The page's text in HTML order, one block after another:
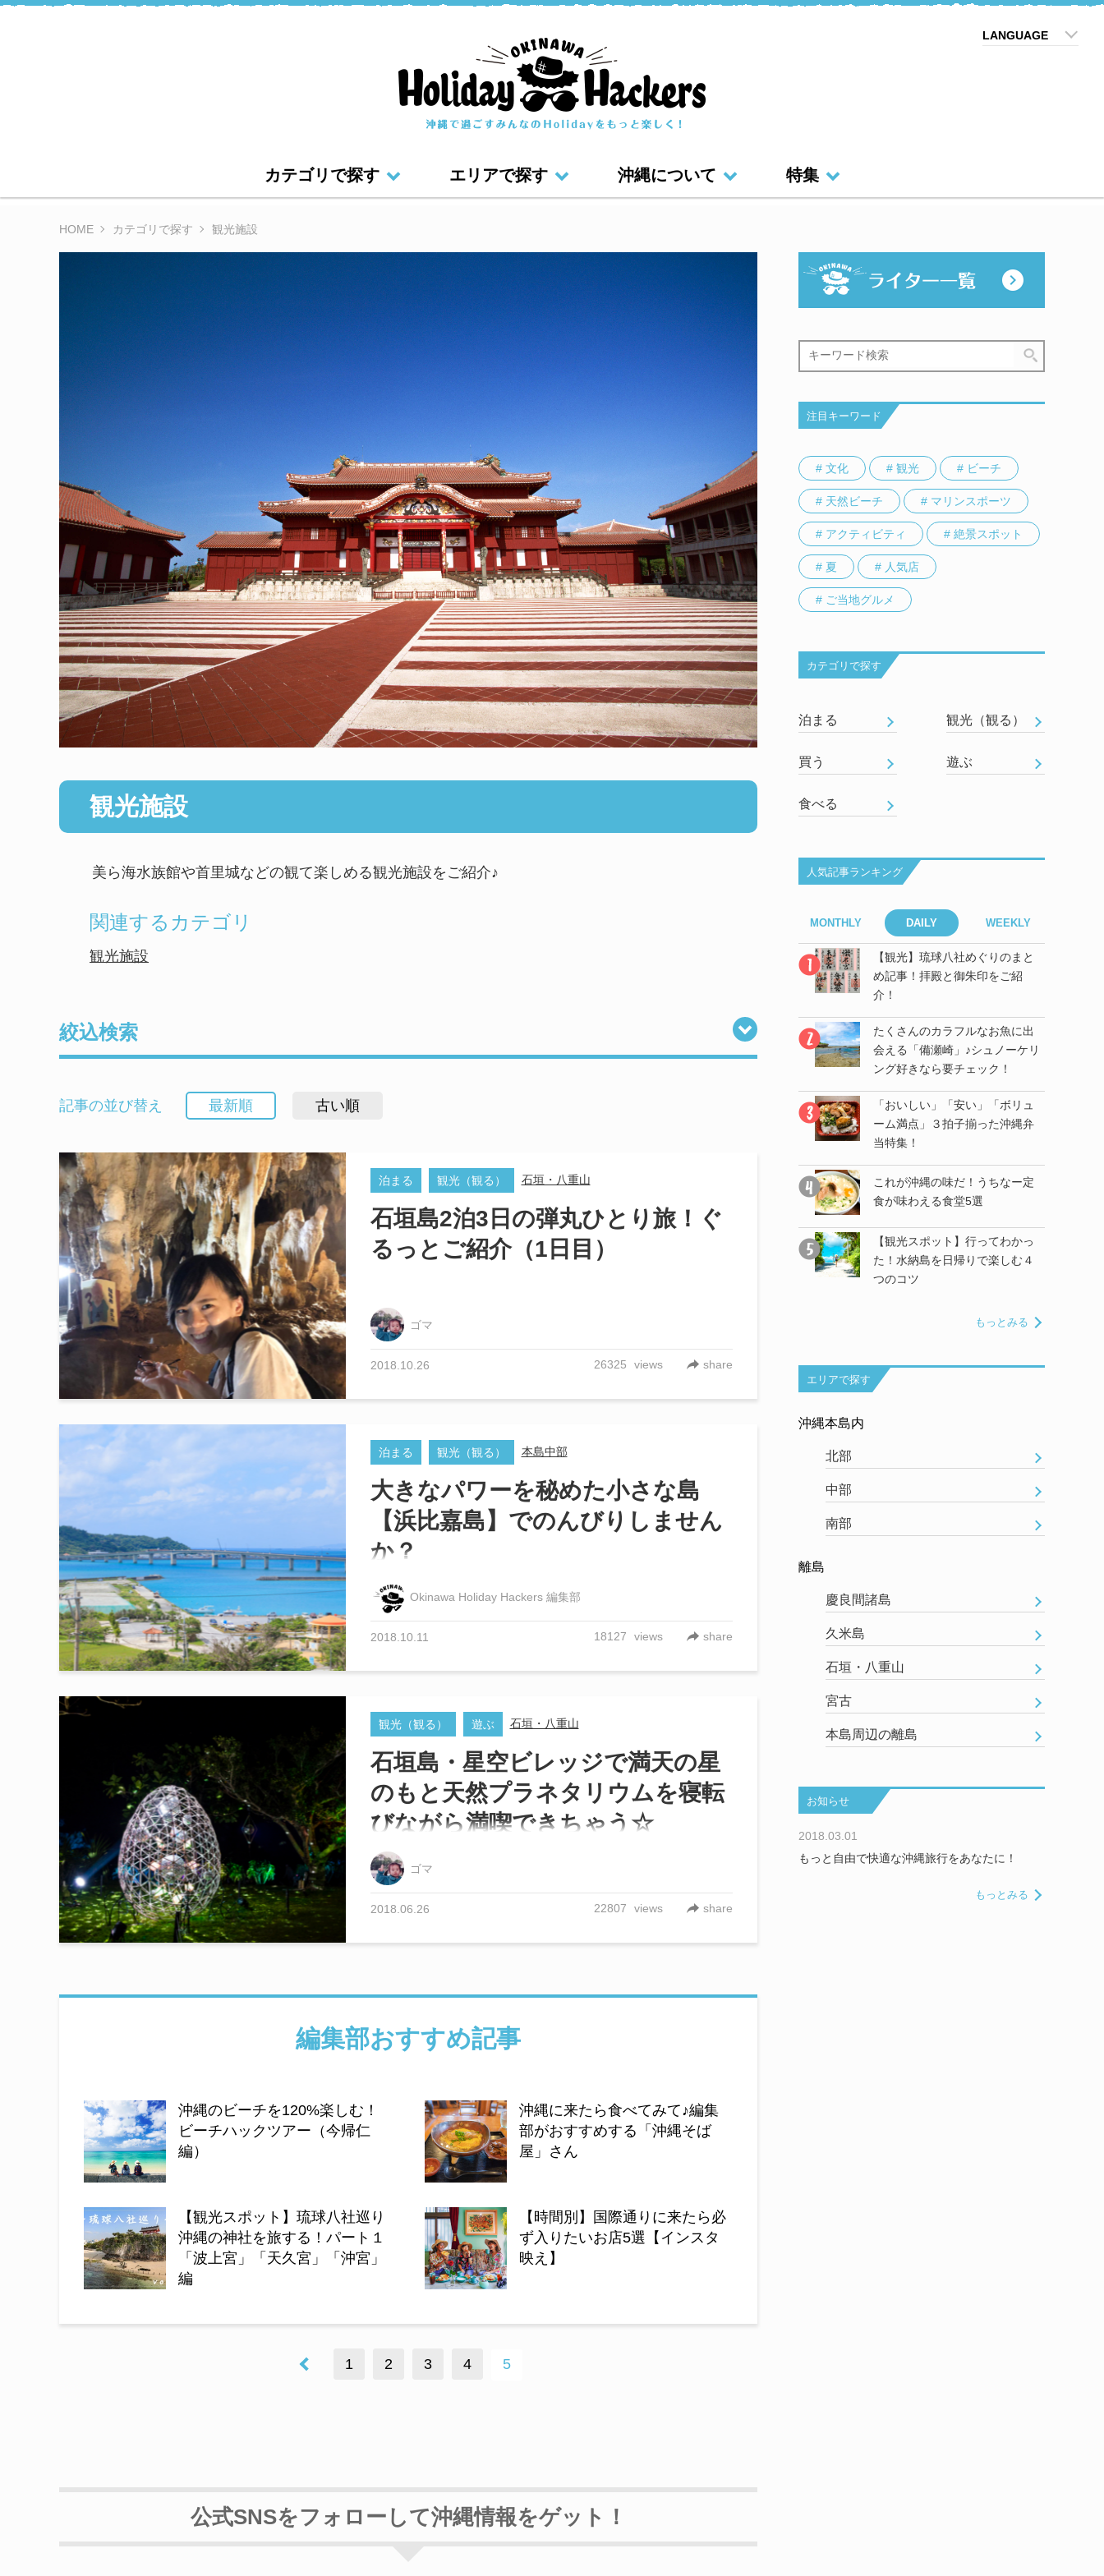
LANGUAGE
カテゴリで探す エリアで探す 沖縄について 特集
HOME カテゴリで探す 観光施設
観光施設
美ら海水族館や首里城などの観て楽しめる観光施設をご紹介♪
関連するカテゴリ
観光施設
絞込検索
記事の並び替え 最新順 古い順
泊まる 観光（観る） 石垣・八重山
石垣島2泊3日の弾丸ひとり旅！ぐ
るっとご紹介（1日目）
ゴマ
2018.10.26 26325 views share
泊まる 観光（観る） 本島中部
大きなパワーを秘めた小さな島
【浜比嘉島】でのんびりしません
か？
Okinawa Holiday Hackers 編集部
2018.10.11 18127 views share
観光（観る） 遊ぶ 石垣・八重山
石垣島・星空ビレッジで満天の星
のもと天然プラネタリウムを寝転
びながら満喫できちゃう☆
ゴマ
2018.06.26 22807 views share
編集部おすすめ記事
沖縄のビーチを120%楽しむ！
ビーチハックツアー（今帰仁
編）
沖縄に来たら食べてみて♪編集
部がおすすめする「沖縄そば
屋」さん
【観光スポット】琉球八社巡り
沖縄の神社を旅する！パート１
「波上宮」「天久宮」「沖宮」
編
【時間別】国際通りに来たら必
ず入りたいお店5選【インスタ
映え】
1 2 3 4 5
公式SNSをフォローして沖縄情報をゲット！
注目キーワード
# 文化 # 観光 # ビーチ
# 天然ビーチ # マリンスポーツ
# アクティビティ # 絶景スポット
# 夏 # 人気店
# ご当地グルメ
カテゴリで探す
泊まる 観光（観る）
買う 遊ぶ
食べる
人気記事ランキング
MONTHLY DAILY WEEKLY
たくさんのカラフルなお魚に出
当特集！
【観光】琉球八社めぐりのまと
め記事！拝殿と御朱印をご紹
介！
たくさんのカラフルなお魚に出
会える「備瀬崎」♪シュノーケリ
ング好きなら要チェック！
「おいしい」「安い」「ボリュ
ーム満点」３拍子揃った沖縄弁
当特集！
これが沖縄の味だ！うちなー定
食が味わえる食堂5選
【観光スポット】行ってわかっ
た！水納島を日帰りで楽しむ４
つのコツ
もっとみる
エリアで探す
沖縄本島内
北部
中部
南部
離島
慶良間諸島
久米島
石垣・八重山
宮古
本島周辺の離島
お知らせ
2018.03.01
もっと自由で快適な沖縄旅行をあなたに！
もっとみる